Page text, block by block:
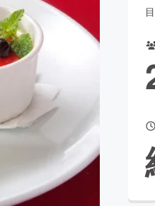
ビューティー・
Good
CAMPFIRE Creation
と納税
machi-ya コミュニティ